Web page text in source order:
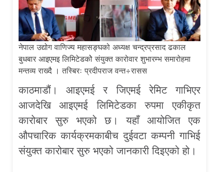
नेपाल उद्योग वाणिज्य महासङ्घको अध्यक्ष चन्द्रप्रसाद ढकाल
बुधबार आइएमइ लिमिटेडकोे संयुक्त कारोवार शुभारम्भ समारोहमा
मन्तव्य राख्दै । तस्बिरः प्रदीपराज वन्त÷रासस
काठमाडौं। आइएमई र जिएमई रेमिट गाभिएर
आजदेखि आइएमई लिमिटेडका रुपमा एकीकृत
कारोबार सुरु भएको छ। यहाँ आयोजित एक
औपचारिक कार्यक्रमकाबीच दुईवटा कम्पनी गाभिई
संयुक्त कारोबार सुरु भएको जानकारी दिइएको हो।